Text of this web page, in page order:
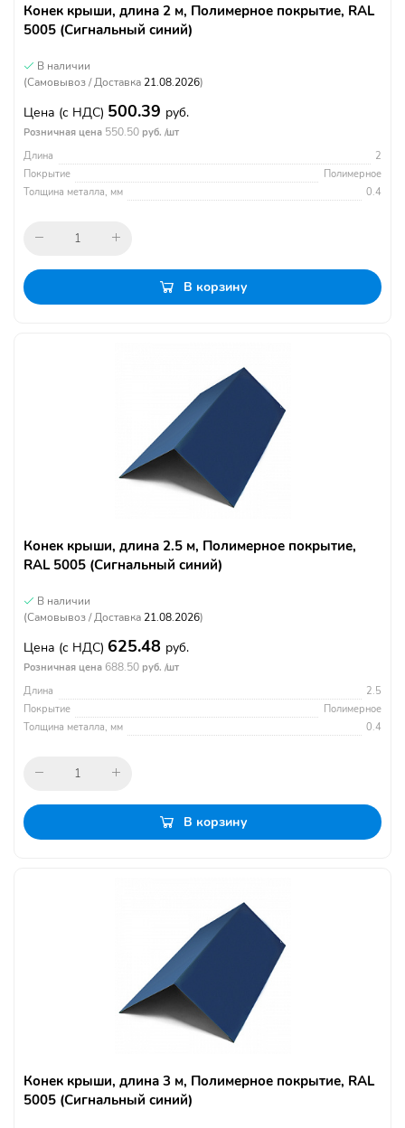
Конек крыши, длина 2 м, Полимерное покрытие, RAL
5005 (Сигнальный синий)
В наличии
(Самовывоз / Доставка 21.08.2026)
Цена (с НДС) 500.39 руб.
Розничная цена 550.50 руб. /шт
Длина
2
Покрытие
Полимерное
Толщина металла, мм
0.4
В корзину
Конек крыши, длина 2.5 м, Полимерное покрытие,
RAL 5005 (Сигнальный синий)
В наличии
(Самовывоз / Доставка 21.08.2026)
Цена (с НДС) 625.48 руб.
Розничная цена 688.50 руб. /шт
Длина
2.5
Покрытие
Полимерное
Толщина металла, мм
0.4
В корзину
Конек крыши, длина 3 м, Полимерное покрытие, RAL
5005 (Сигнальный синий)